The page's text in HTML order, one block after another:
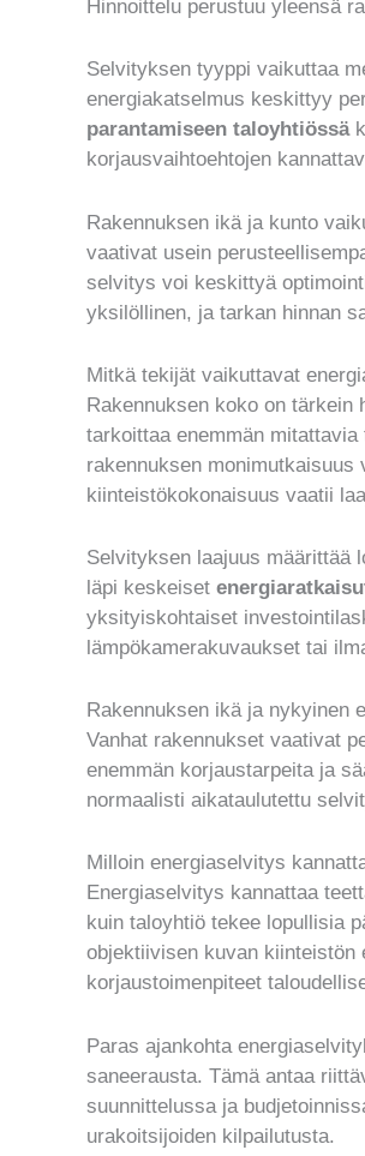
Hinnoittelu perustuu yleensä
Selvityksen tyyppi vaikuttaa
energiakatselmus keskittyy
parantamiseen taloyhtiössä
korjausvaihtoehtojen
Rakennuksen ikä ja kunto
vaativat usein
selvitys voi keskittyä
yksilöllinen, ja tarkan hinnan
Mitkä tekijät vaikuttavat
Rakennuksen koko on
tarkoittaa enemmän
rakennuksen
kiinteistökokonaisuus vaatii
Selvityksen laajuus määrittää
läpi keskeiset
yksityiskohtaiset
lämpökamerakuvaukset tai
Rakennuksen ikä ja nykyinen
Vanhat rakennukset vaativat
enemmän korjaustarpeita ja
normaalisti aikataulutettu
Milloin energiaselvitys
Energiaselvitys kannattaa
kuin taloyhtiö tekee lopullisia
objektiivisen kuvan kiinteistön
korjaustoimenpiteet
Paras ajankohta
saneerausta. Tämä antaa
suunnittelussa ja
urakoitsijoiden kilpailutusta.